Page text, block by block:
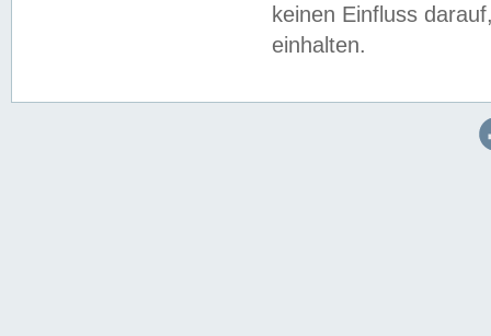
keinen Einfluss
einhalten.